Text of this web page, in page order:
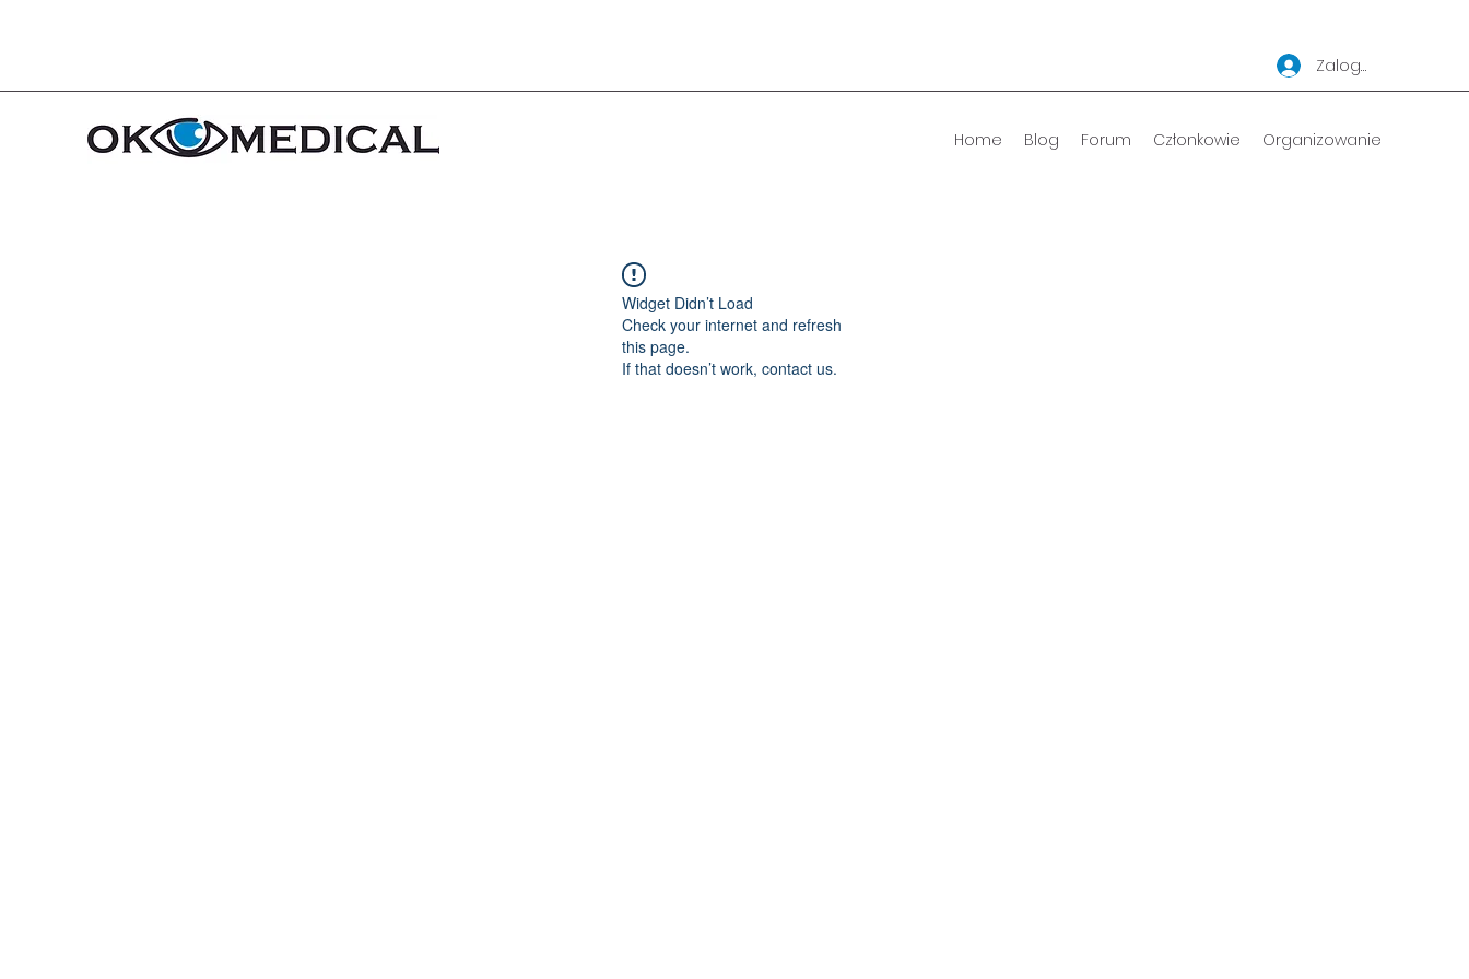
Zaloguj się
Home Blog Forum Członkowie Organizowanie
Widget Didn’t Load
Check your internet and refresh
this page.
If that doesn’t work, contact us.